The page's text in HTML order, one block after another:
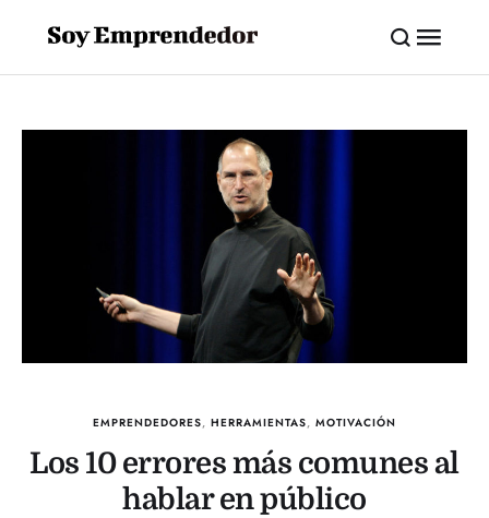
EMPRENDEDORES, HERRAMIENTAS, MOTIVACIÓN
Los 10 errores más comunes al
hablar en público